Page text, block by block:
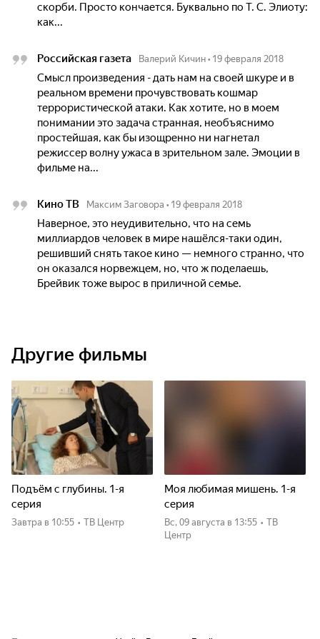
скорби. Просто кончается. Буквально по Т. С. Элиоту:
как...
Российская газета Валерий Кичин • 19 февраля 2018
Смысл произведения - дать нам на своей шкуре и в
реальном времени прочувствовать кошмар
террористической атаки. Как хотите, но в моем
понимании это задача странная, необъяснимо
простейшая, как бы изощренно ни нагнетал
режиссер волну ужаса в зрительном зале. Эмоции в
фильме на...
Кино ТВ Максим Заговора • 19 февраля 2018
Наверное, это неудивительно, что на семь
миллиардов человек в мире нашёлся-таки один,
решивший снять такое кино — немного странно, что
он оказался норвежцем, но, что ж поделаешь,
Брейвик тоже вырос в приличной семье.
Другие фильмы
Подъём с глубины. 1-я
серия
Завтра в 10:55 • ТВ Центр
Моя любимая мишень. 1-я
серия
вс, 09 августа в 13:55 • ТВ
Центр